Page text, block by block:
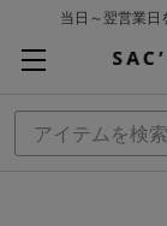
当日～翌営業日